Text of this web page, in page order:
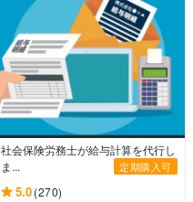
社会保険労務士が給与計算を代行し
ま...
定期購入可
5.0(270)